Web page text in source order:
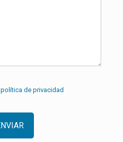
política de privacidad